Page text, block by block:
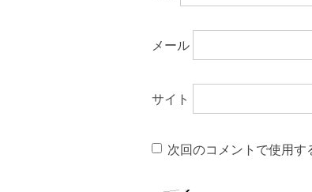
メール
サイト
次回のコメントで使用